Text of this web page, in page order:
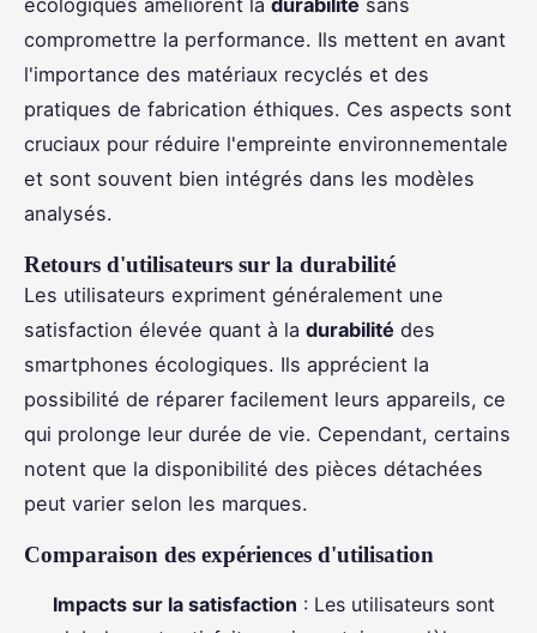
compromettre la performance. Ils mettent en avant
l'importance des matériaux recyclés et des
pratiques de fabrication éthiques. Ces aspects sont
cruciaux pour réduire l'empreinte environnementale
et sont souvent bien intégrés dans les modèles
analysés.
Retours d'utilisateurs sur la durabilité
Les utilisateurs expriment généralement une
satisfaction élevée quant à la durabilité des
smartphones écologiques. Ils apprécient la
possibilité de réparer facilement leurs appareils, ce
qui prolonge leur durée de vie. Cependant, certains
notent que la disponibilité des pièces détachées
peut varier selon les marques.
Comparaison des expériences d'utilisation
Impacts sur la satisfaction : Les utilisateurs sont